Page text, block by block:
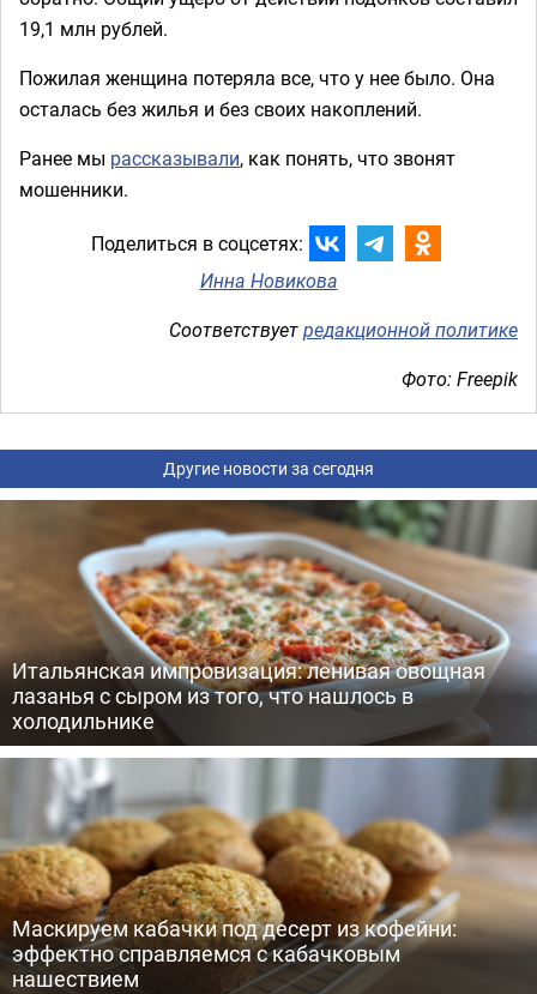
19,1 млн рублей.
Пожилая женщина потеряла все, что у нее было. Она
осталась без жилья и без своих накоплений.
Ранее мы рассказывали, как понять, что звонят
мошенники.
Поделиться в соцсетях:
Инна Новикова
Соответствуетредакционной политике
Фото: Freepik
Другие новости за сегодня
Итальянская импровизация: ленивая овощная
лазанья с сыром из того, что нашлось в
холодильнике
Маскируем кабачки под десерт из кофейни:
эффектно справляемся с кабачковым
нашествием